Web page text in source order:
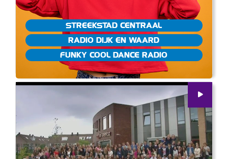
STREEKSTAD CENTRAAL
RADIO DIJK EN WAARD
FUNKY COOL DANCE RADIO
00 00